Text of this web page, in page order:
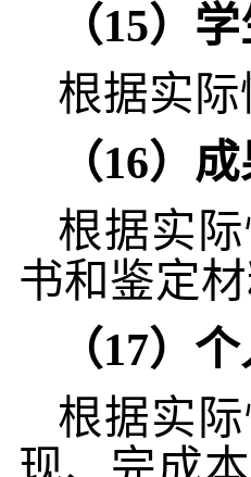
（15）
根据实
（16）
根据实
书和鉴定材
（17）
根据实